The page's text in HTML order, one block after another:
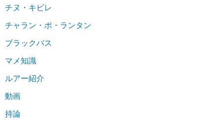
チヌ・キビレ
チャラン・ポ・ランタン
ブラックバス
マメ知識
ルアー紹介
動画
持論